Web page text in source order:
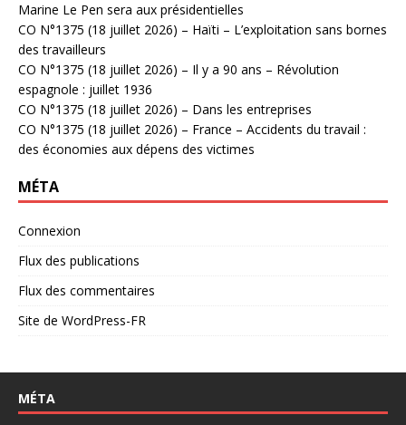
Marine Le Pen sera aux présidentielles
CO N°1375 (18 juillet 2026) – Haïti – L’exploitation sans bornes
des travailleurs
CO N°1375 (18 juillet 2026) – Il y a 90 ans – Révolution
espagnole : juillet 1936
CO N°1375 (18 juillet 2026) – Dans les entreprises
CO N°1375 (18 juillet 2026) – France – Accidents du travail :
des économies aux dépens des victimes
MÉTA
Connexion
Flux des publications
Flux des commentaires
Site de WordPress-FR
MÉTA